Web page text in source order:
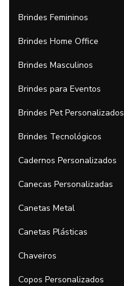
Brindes Femininos
Brindes Home Office
Brindes Masculinos
Brindes para Eventos
Brindes Pet Personalizados
Brindes Tecnológicos
Cadernos Personalizados
Canecas Personalizadas
Canetas Metal
Canetas Plásticas
Chaveiros
Copos Personalizados